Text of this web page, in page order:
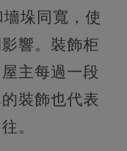
垛同寬，使
響。裝飾柜
主每過一段
裝飾也代表
。